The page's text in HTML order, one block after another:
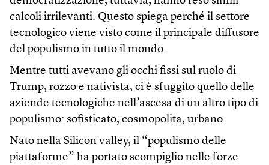
calcoli irrilevanti. Questo spiega perché il settore
tecnologico viene visto come il principale diffusore
del populismo in tutto il mondo.
Mentre tutti avevano gli occhi fissi sul ruolo di
Trump, rozzo e nativista, ci è sfuggito quello delle
aziende tecnologiche nell’ascesa di un altro tipo di
populismo: sofisticato, cosmopolita, urbano.
Nato nella Silicon valley, il “populismo delle
piattaforme” ha portato scompiglio nelle forze